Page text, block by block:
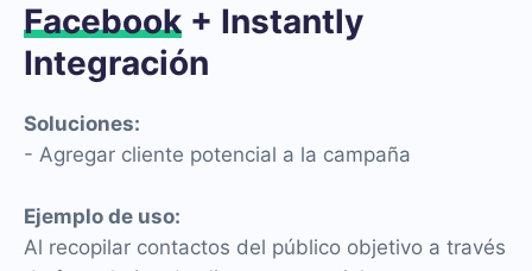
Facebook + Instantly
Integración
Soluciones:
- Agregar cliente potencial a la campaña
Ejemplo de uso:
Al recopilar contactos del público objetivo a través